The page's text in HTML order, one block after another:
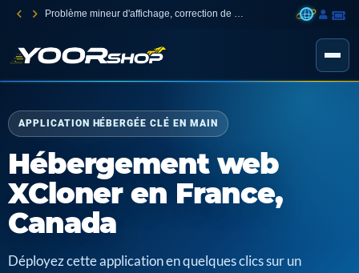
Problème mineur d'affichage, correction de l'authentification à deux facteurs
APPLICATION HÉBERGÉE CLÉ EN MAIN
Hébergement web
XCloner en France,
Canada
Déployez cette application en quelques clics sur un